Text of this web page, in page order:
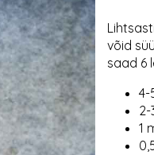
võid
saad 6
4-
2-
1